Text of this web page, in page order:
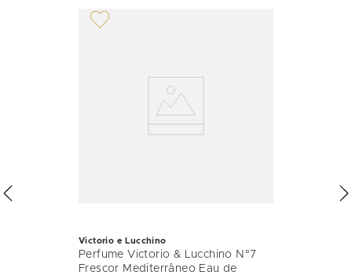
Victorio e Lucchino
Perfume Victorio & Lucchino N°7
Frescor Mediterrâneo Eau de